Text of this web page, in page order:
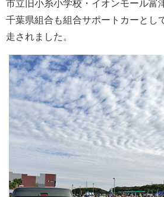
市立旧小糸小学校・イオンモール富
千葉県組合も組合サポートカーとし
走されました。